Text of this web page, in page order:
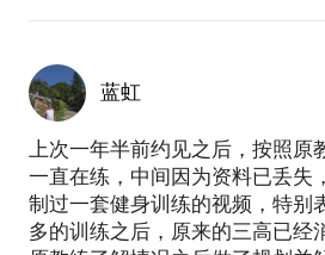
蓝虹
上次一年半前约见之后，按照原
一直在练，中间因为资料已丢失
制过一套健身训练的视频，特别
多的训练之后，原来的三高已经